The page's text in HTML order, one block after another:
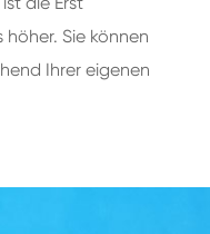
Sie können
Ihrer eigenen